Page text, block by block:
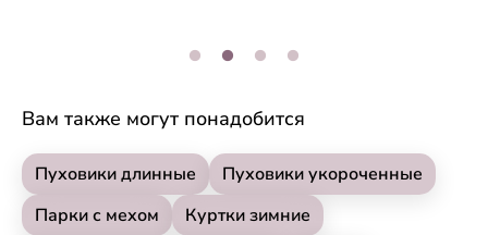
Вам также могут понадобится
Пуховики длинные
Пуховики укороченные
Парки с мехом
Куртки зимние